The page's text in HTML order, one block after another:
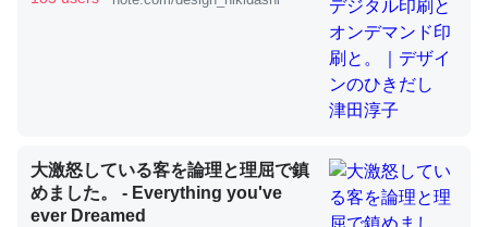
ちぼちRingも置こうかと画策中。あと、Googleマップで
位置情報を共有してる。電池残量や充電中かが分かるので
これ見て生きてるなって分かる。
大激怒している客を論理と理屈で鎮
めました。 - Everything you've
ever Dreamed